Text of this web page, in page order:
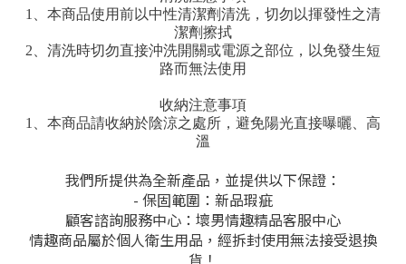
1、本商品使用前以中性清潔劑清洗，切勿以揮發性之清
潔劑擦拭
2、清洗時切勿直接沖洗開關或電源之部位，以免發生短
路而無法使用
收納注意事項
1、本商品請收納於陰涼之處所，避免陽光直接曝曬、高
溫
我們所提供為全新產品，並提供以下保證：
- 保固範圍：新品瑕疵
顧客諮詢服務中心：壞男情趣精品客服中心
情趣商品屬於個人衛生用品，經拆封使用無法接受退換